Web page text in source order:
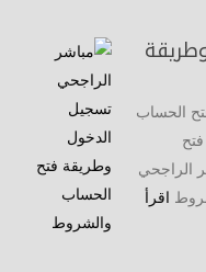
الحساب
الراجحي
اقرأ